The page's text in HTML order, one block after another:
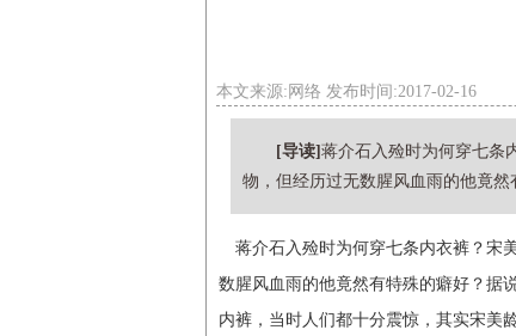
本文来源:网络 发布时间:2017-02-16
[导读] 蒋介石入殓时为何穿七条
物，但经历过无数腥风血雨的他竟然
蒋介石入殓时为何穿七条内衣裤？宋
数腥风血雨的他竟然有特殊的癖好？据
内裤，当时人们都十分震惊，其实宋美